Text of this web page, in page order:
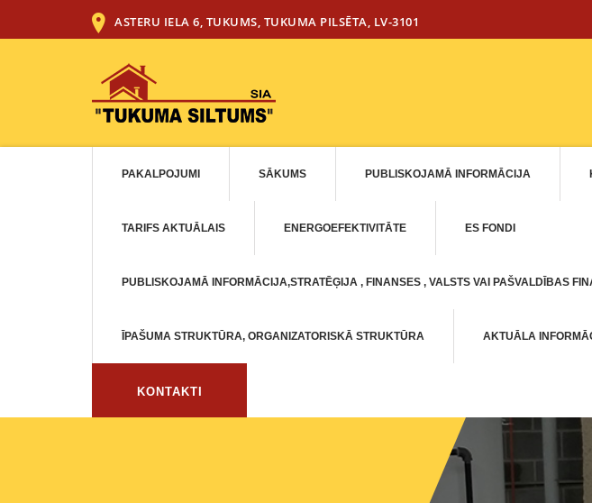
ASTERU IELA 6, TUKUMS, TUKUMA PILSĒTA, LV-3101
PAKALPOJUMI SĀKUMS PUBLISKOJAMĀ INFORMĀCIJA
TARIFS AKTUĀLAIS ENERGOEFEKTIVITĀTE ES FONDI
PUBLISKOJAMĀ INFORMĀCIJA,STRATĒĢIJA , FINANSES , VALSTS VAI PAŠVALDĪBAS
ĪPAŠUMA STRUKTŪRA, ORGANIZATORISKĀ STRUKTŪRA AKTUĀLA
KONTAKTI